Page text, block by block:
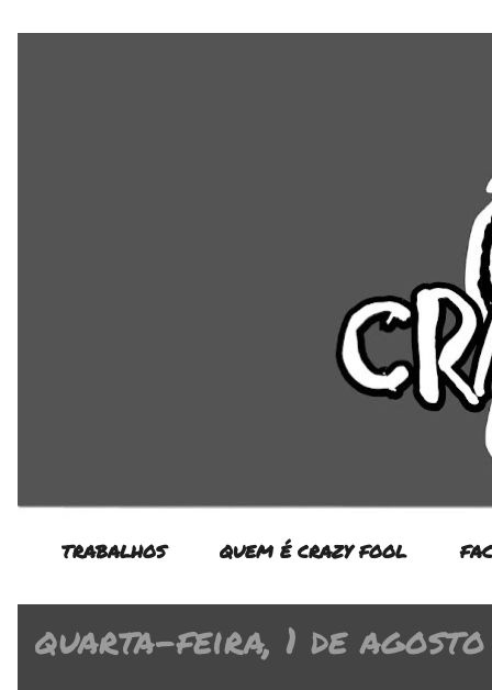
TRABALHOS QUEM É CRAZY FOOL
quarta-feira, 1 de agosto